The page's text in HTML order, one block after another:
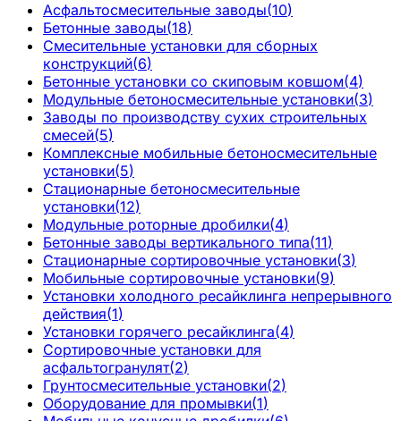
Асфальтосмесительные заводы(10)
Бетонные заводы(18)
Смесительные установки для сборных
конструкций(6)
Бетонные установки со скиповым ковшом(4)
Модульные бетоносмесительные установки(3)
Заводы по производству сухих строительных
смесей(5)
Комплексные мобильные бетоносмесительные
установки(5)
Стационарные бетоносмесительные
установки(12)
Модульные роторные дробилки(4)
Бетонные заводы вертикального типа(11)
Стационарные сортировочные установки(3)
Мобильные сортировочные установки(9)
Установки холодного ресайклинга непрерывного
действия(1)
Установки горячего ресайклинга(4)
Сортировочные установки для
асфальтогранулят(2)
Грунтосмесительные установки(2)
Оборудование для промывки(1)